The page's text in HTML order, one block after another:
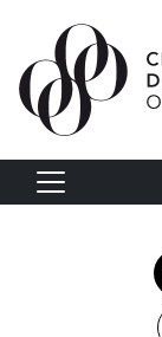
Vés al contingut
Navegació